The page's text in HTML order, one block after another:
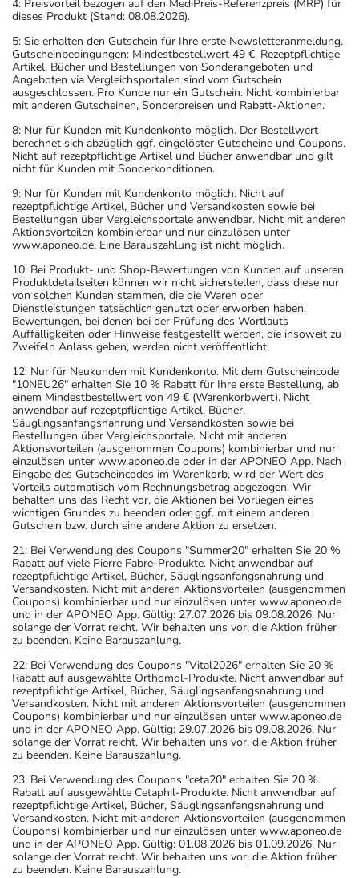
4: Preisvorteil bezogen auf den MediPreis-Referenzpreis (MRP) für
dieses Produkt (Stand: 08.08.2026).
5: Sie erhalten den Gutschein für Ihre erste Newsletteranmeldung.
Gutscheinbedingungen: Mindestbestellwert 49 €. Rezeptpflichtige
Artikel, Bücher und Bestellungen von Sonderangeboten und
Angeboten via Vergleichsportalen sind vom Gutschein
ausgeschlossen. Pro Kunde nur ein Gutschein. Nicht kombinierbar
mit anderen Gutscheinen, Sonderpreisen und Rabatt-Aktionen.
8: Nur für Kunden mit Kundenkonto möglich. Der Bestellwert
berechnet sich abzüglich ggf. eingelöster Gutscheine und Coupons.
Nicht auf rezeptpflichtige Artikel und Bücher anwendbar und gilt
nicht für Kunden mit Sonderkonditionen.
9: Nur für Kunden mit Kundenkonto möglich. Nicht auf
rezeptpflichtige Artikel, Bücher und Versandkosten sowie bei
Bestellungen über Vergleichsportale anwendbar. Nicht mit anderen
Aktionsvorteilen kombinierbar und nur einzulösen unter
www.aponeo.de. Eine Barauszahlung ist nicht möglich.
10: Bei Produkt- und Shop-Bewertungen von Kunden auf unseren
Produktdetailseiten können wir nicht sicherstellen, dass diese nur
von solchen Kunden stammen, die die Waren oder
Dienstleistungen tatsächlich genutzt oder erworben haben.
Bewertungen, bei denen bei der Prüfung des Wortlauts
Auffälligkeiten oder Hinweise festgestellt werden, die insoweit zu
Zweifeln Anlass geben, werden nicht veröffentlicht.
12: Nur für Neukunden mit Kundenkonto. Mit dem Gutscheincode
"10NEU26" erhalten Sie 10 % Rabatt für Ihre erste Bestellung, ab
einem Mindestbestellwert von 49 € (Warenkorbwert). Nicht
anwendbar auf rezeptpflichtige Artikel, Bücher,
Säuglingsanfangsnahrung und Versandkosten sowie bei
Bestellungen über Vergleichsportale. Nicht mit anderen
Aktionsvorteilen (ausgenommen Coupons) kombinierbar und nur
einzulösen unter www.aponeo.de oder in der APONEO App. Nach
Eingabe des Gutscheincodes im Warenkorb, wird der Wert des
Vorteils automatisch vom Rechnungsbetrag abgezogen. Wir
behalten uns das Recht vor, die Aktionen bei Vorliegen eines
wichtigen Grundes zu beenden oder ggf. mit einem anderen
Gutschein bzw. durch eine andere Aktion zu ersetzen.
21: Bei Verwendung des Coupons "Summer20" erhalten Sie 20 %
Rabatt auf viele Pierre Fabre-Produkte. Nicht anwendbar auf
rezeptpflichtige Artikel, Bücher, Säuglingsanfangsnahrung und
Versandkosten. Nicht mit anderen Aktionsvorteilen (ausgenommen
Coupons) kombinierbar und nur einzulösen unter www.aponeo.de
und in der APONEO App. Gültig: 27.07.2026 bis 09.08.2026. Nur
solange der Vorrat reicht. Wir behalten uns vor, die Aktion früher
zu beenden. Keine Barauszahlung.
22: Bei Verwendung des Coupons "Vital2026" erhalten Sie 20 %
Rabatt auf ausgewählte Orthomol-Produkte. Nicht anwendbar auf
rezeptpflichtige Artikel, Bücher, Säuglingsanfangsnahrung und
Versandkosten. Nicht mit anderen Aktionsvorteilen (ausgenommen
Coupons) kombinierbar und nur einzulösen unter www.aponeo.de
und in der APONEO App. Gültig: 29.07.2026 bis 09.08.2026. Nur
solange der Vorrat reicht. Wir behalten uns vor, die Aktion früher
zu beenden. Keine Barauszahlung.
23: Bei Verwendung des Coupons "ceta20" erhalten Sie 20 %
Rabatt auf ausgewählte Cetaphil-Produkte. Nicht anwendbar auf
rezeptpflichtige Artikel, Bücher, Säuglingsanfangsnahrung und
Versandkosten. Nicht mit anderen Aktionsvorteilen (ausgenommen
Coupons) kombinierbar und nur einzulösen unter www.aponeo.de
und in der APONEO App. Gültig: 01.08.2026 bis 01.09.2026. Nur
solange der Vorrat reicht. Wir behalten uns vor, die Aktion früher
zu beenden. Keine Barauszahlung.